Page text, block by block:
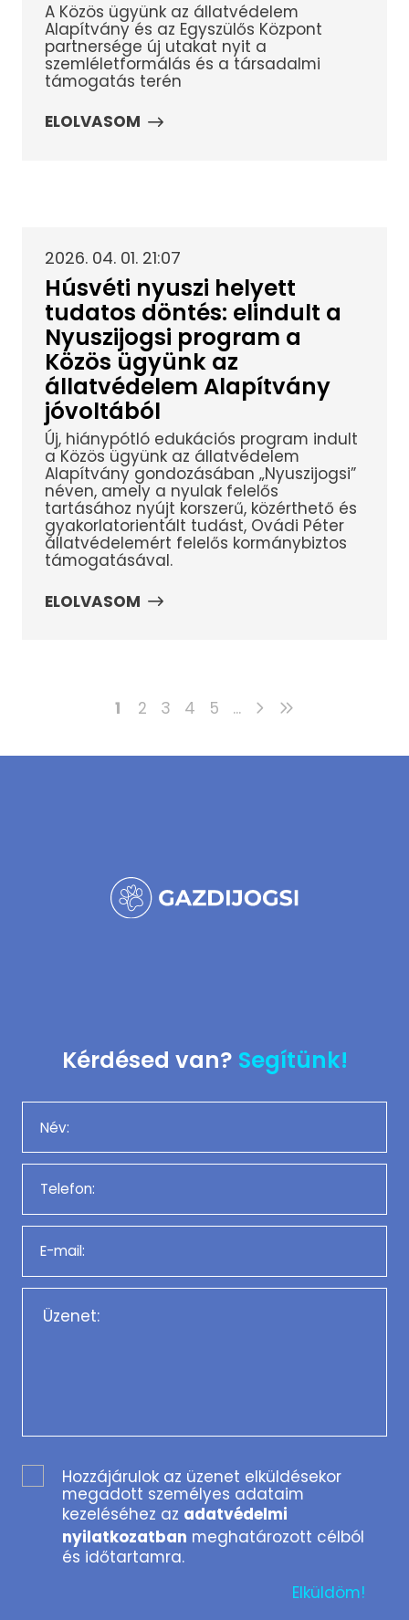
A Közös ügyünk az állatvédelem
Alapítvány és az Egyszülős Központ
partnersége új utakat nyit a
szemléletformálás és a társadalmi
támogatás terén
ELOLVASOM
2026. 04. 01. 21:07
Húsvéti nyuszi helyett
tudatos döntés: elindult a
Nyuszijogsi program a
Közös ügyünk az
állatvédelem Alapítvány
jóvoltából
Új, hiánypótló edukációs program indult
a Közös ügyünk az állatvédelem
Alapítvány gondozásában „Nyuszijogsi”
néven, amely a nyulak felelős
tartásához nyújt korszerű, közérthető és
gyakorlatorientált tudást, Ovádi Péter
állatvédelemért felelős kormánybiztos
támogatásával.
ELOLVASOM
1 2 3 4 5 ...
Kérdésed van? Segítünk!
Hozzájárulok az üzenet elküldésekor
megadott személyes adataim
kezeléséhez az adatvédelmi
nyilatkozatban meghatározott célból
és időtartamra.